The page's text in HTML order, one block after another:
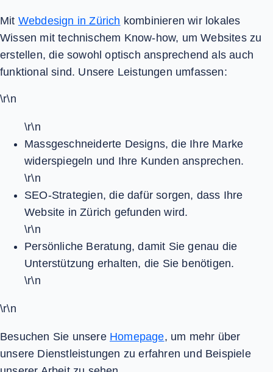
Mit Webdesign in Zürich kombinieren wir lokales
Wissen mit technischem Know-how, um Websites zu
erstellen, die sowohl optisch ansprechend als auch
funktional sind. Unsere Leistungen umfassen:
\r\n
\r\n
Massgeschneiderte Designs, die Ihre Marke
widerspiegeln und Ihre Kunden ansprechen.
\r\n
SEO-Strategien, die dafür sorgen, dass Ihre
Website in Zürich gefunden wird.
\r\n
Persönliche Beratung, damit Sie genau die
Unterstützung erhalten, die Sie benötigen.
\r\n
\r\n
Besuchen Sie unsere Homepage, um mehr über
unsere Dienstleistungen zu erfahren und Beispiele